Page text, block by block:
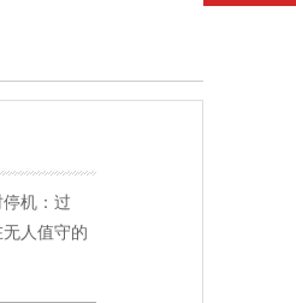
机：过
人值守的